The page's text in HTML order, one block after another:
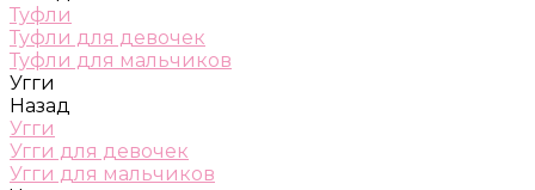
Туфли
Туфли для девочек
Туфли для мальчиков
Угги
Назад
Угги
Угги для девочек
Угги для мальчиков